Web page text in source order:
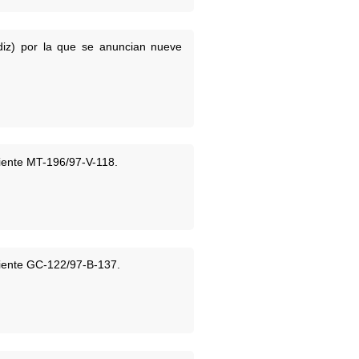
por la que se anuncian nueve
MT-196/97-V-118.
GC-122/97-B-137.